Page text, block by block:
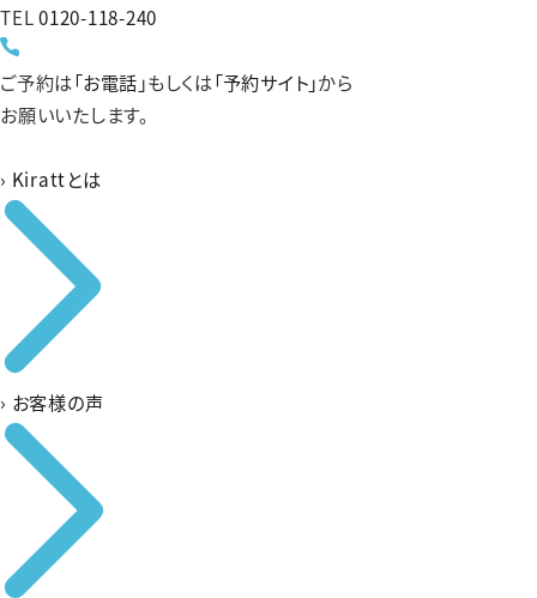
TEL0120-118-240
ご予約は「お電話」もしくは「予約サイト」から
お願いいたします。
› Kirattとは
› お客様の声